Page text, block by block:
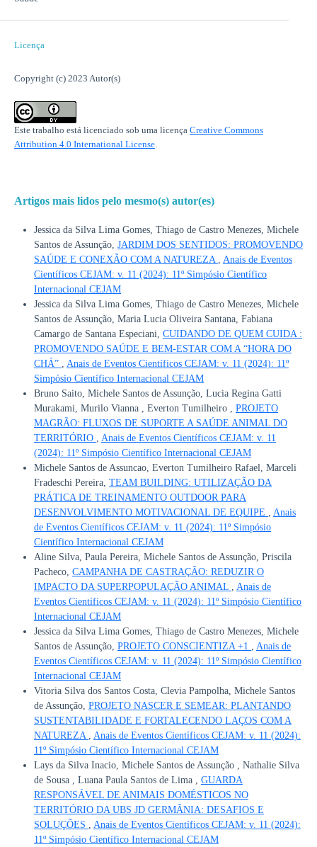
Licença
Copyright (c) 2023 Autor(s)
Este trabalho está licenciado sob uma licença Creative Commons
Attribution 4.0 International License.
Artigos mais lidos pelo mesmo(s) autor(es)
Jessica da Silva Lima Gomes, Thiago de Castro Menezes, Michele
Santos de Assunção, JARDIM DOS SENTIDOS: PROMOVENDO
SAÚDE E CONEXÃO COM A NATUREZA , Anais de Eventos
Científicos CEJAM: v. 11 (2024): 11º Simpósio Científico
Internacional CEJAM
Jessica da Silva Lima Gomes, Thiago de Castro Menezes, Michele
Santos de Assunção, Maria Lucia Oliveira Santana, Fabiana
Camargo de Santana Especiani, CUIDANDO DE QUEM CUIDA :
PROMOVENDO SAÚDE E BEM-ESTAR COM A “HORA DO
CHÁ” , Anais de Eventos Científicos CEJAM: v. 11 (2024): 11º
Simpósio Científico Internacional CEJAM
Bruno Saito, Michele Santos de Assunção, Lucia Regina Gatti
Murakami, Murilo Vianna , Everton Tumilheiro , PROJETO
MAGRÃO: FLUXOS DE SUPORTE A SAÚDE ANIMAL DO
TERRITÓRIO , Anais de Eventos Científicos CEJAM: v. 11
(2024): 11º Simpósio Científico Internacional CEJAM
Michele Santos de Assuncao, Everton Tumilheiro Rafael, Marceli
Fradeschi Pereira, TEAM BUILDING: UTILIZAÇÃO DA
PRÁTICA DE TREINAMENTO OUTDOOR PARA
DESENVOLVIMENTO MOTIVACIONAL DE EQUIPE , Anais
de Eventos Científicos CEJAM: v. 11 (2024): 11º Simpósio
Científico Internacional CEJAM
Aline Silva, Paula Pereira, Michele Santos de Assunção, Priscila
Pacheco, CAMPANHA DE CASTRAÇÃO: REDUZIR O
IMPACTO DA SUPERPOPULAÇÃO ANIMAL , Anais de
Eventos Científicos CEJAM: v. 11 (2024): 11º Simpósio Científico
Internacional CEJAM
Jessica da Silva Lima Gomes, Thiago de Castro Menezes, Michele
Santos de Assunção, PROJETO CONSCIENTIZA +1 , Anais de
Eventos Científicos CEJAM: v. 11 (2024): 11º Simpósio Científico
Internacional CEJAM
Vitoria Silva dos Santos Costa, Clevia Pampolha, Michele Santos
de Assunção, PROJETO NASCER E SEMEAR: PLANTANDO
SUSTENTABILIDADE E FORTALECENDO LAÇOS COM A
NATUREZA , Anais de Eventos Científicos CEJAM: v. 11 (2024):
11º Simpósio Científico Internacional CEJAM
Lays da Silva Inacio, Michele Santos de Assunção , Nathalie Silva
de Sousa , Luana Paula Santos de Lima , GUARDA
RESPONSÁVEL DE ANIMAIS DOMÉSTICOS NO
TERRITÓRIO DA UBS JD GERMÂNIA: DESAFIOS E
SOLUÇÕES , Anais de Eventos Científicos CEJAM: v. 11 (2024):
11º Simpósio Científico Internacional CEJAM